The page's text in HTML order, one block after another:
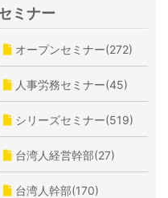
ミナー
オープンセミナー(272)
人事労務セミナー(45)
シリーズセミナー(519)
台湾人経営幹部(27)
台湾人幹部(170)